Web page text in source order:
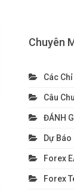
Chuyên
Các
Câu
ĐÁNH
Dự
Forex
Forex